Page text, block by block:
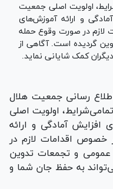
اولویت اصلی جمعیت
و ارائه آموزش‌های
لازم در صورت وقوع حمله
گردیده است. آگاهی از
کمک شایانی نماید.
رسانی جمعیت هلال
اولویت اصلی
آمادگی و ارائه
خصوص اقدامات لازم در
و تجمعات تدوین
به حفظ جان شما و